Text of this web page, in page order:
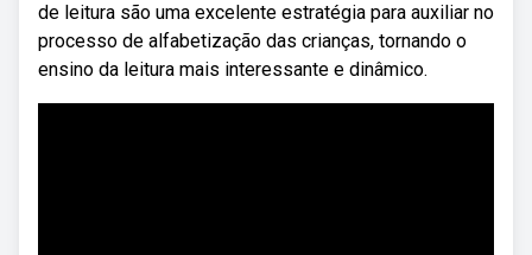
de leitura são uma excelente estratégia para auxiliar no
processo de alfabetização das crianças, tornando o
ensino da leitura mais interessante e dinâmico.